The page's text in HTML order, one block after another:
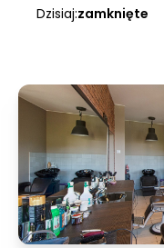
Dzisiaj:zamknięte